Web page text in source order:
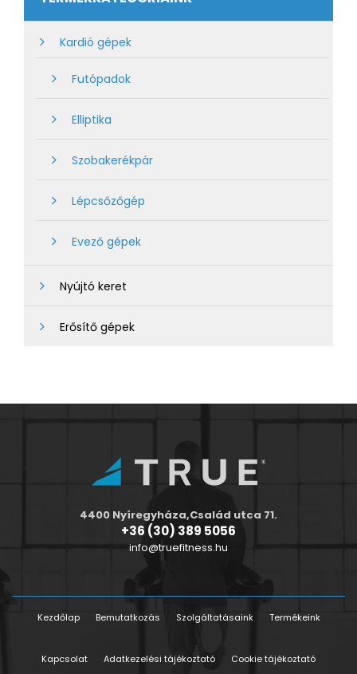
Kardió gépek
Futópadok
Elliptika
Szobakerékpár
Lépcsőzőgép
Evező gépek
Nyújtó keret
Erősítő gépek
4400 Nyíregyháza,Család utca 71.
+36 (30) 389 5056
info@truefitness.hu
Kezdőlap Bemutatkozás Szolgáltatásaink Termékeink
Kapcsolat Adatkezelési tájékoztató Cookie tájékoztató